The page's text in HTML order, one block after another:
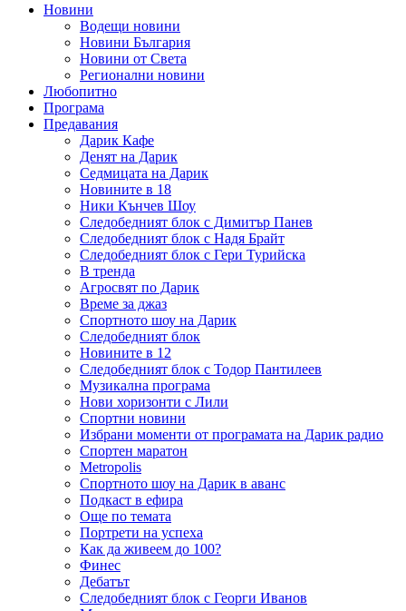
Новини
Водещи новини
Новини България
Новини от Света
Регионални новини
Любопитно
Програма
Предавания
Дарик Кафе
Денят на Дарик
Седмицата на Дарик
Новините в 18
Ники Кънчев Шоу
Следобедният блок с Димитър Панев
Следобедният блок с Надя Брайт
Следобедният блок с Гери Турийска
В тренда
Агросвят по Дарик
Време за джаз
Спортното шоу на Дарик
Следобедният блок
Новините в 12
Следобедният блок с Тодор Пантилеев
Музикална програма
Нови хоризонти с Лили
Спортни новини
Избрани моменти от програмата на Дарик радио
Спортен маратон
Metropolis
Спортното шоу на Дарик в аванс
Подкаст в ефира
Още по темата
Портрети на успеха
Как да живеем до 100?
Финес
Дебатът
Следобедният блок с Георги Иванов